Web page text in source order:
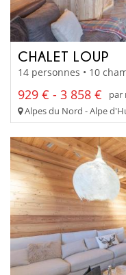
CHALET LOUP
14 personnes • 10
929 € - 3 858 €
par
Alpes du Nord - Alpe